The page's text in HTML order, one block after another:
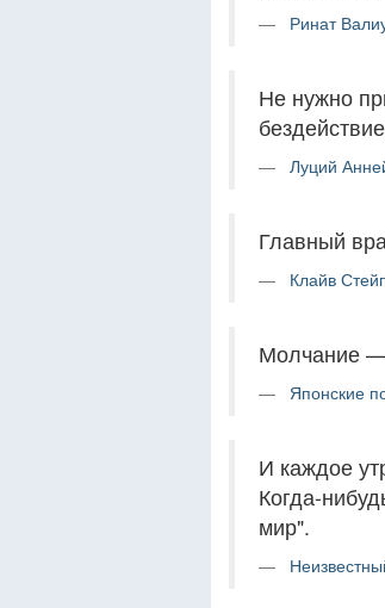
Ринат
Не нужно
Луций
Главный
Клайв
Молчание —
Японские
И каждое
Когда-
мир".